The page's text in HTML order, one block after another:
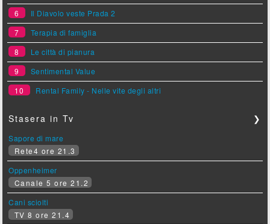
6
Il Diavolo veste Prada 2
7
Terapia di famiglia
8
Le città di pianura
9
Sentimental Value
10
Rental Family - Nelle vite degli altri
Stasera in Tv ❯
Sapore di mare
Rete4 ore 21.3
Oppenheimer
Canale 5 ore 21.2
Cani sciolti
TV 8 ore 21.4